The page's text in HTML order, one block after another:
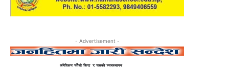
- Advertisement -